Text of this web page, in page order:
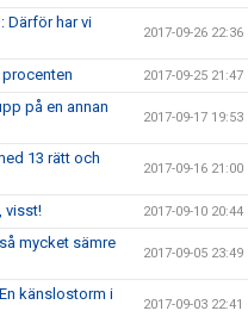
Därför har vi
2017-09-26 22:36
procenten 2017-09-25 21:47
på en annan
2017-09-17 19:53
13 rätt och
2017-09-16 21:00
visst! 2017-09-10 20:44
mycket sämre
2017-09-05 23:49
känslostorm i
2017-09-03 22:41